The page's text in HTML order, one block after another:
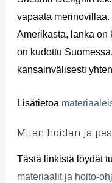
vapaata
Amerikasta, lanka on
on kudottu
kansainvälisesti
Lisätietoa
Miten hoidan ja
Tästä linkistä löydät
materiaalit ja hoito-